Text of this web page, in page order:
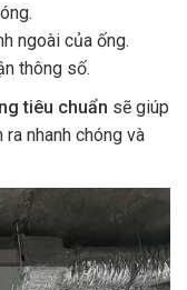
ngoài của ống.
thông số.
tiêu chuẩn sẽ giúp
nhanh chóng và